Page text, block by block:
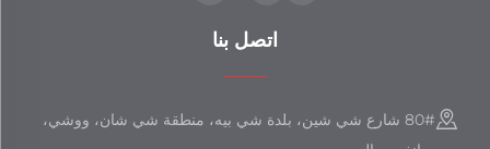
اتصل بنا
80# شارع شي شين، بلدة شي بيه، منطقة شي شان، ووشي،